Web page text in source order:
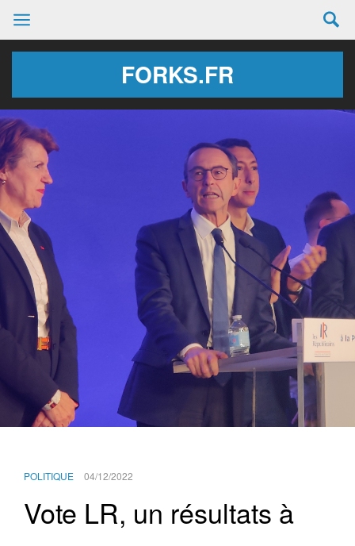
FORKS.FR
POLITIQUE 04/12/2022
Vote LR, un résultats à